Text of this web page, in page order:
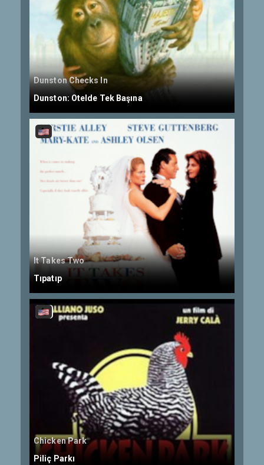
Dunston Checks In
Dunston: Otelde Tek Başına
It Takes Two
Tıpatıp
Chicken Park
Piliç Parkı